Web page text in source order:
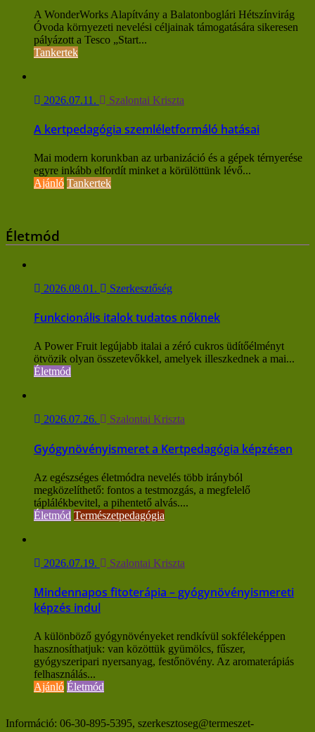
A WonderWorks Alapítvány a Balatonboglári Hétszínvirág
Óvoda környezeti nevelési céljainak támogatására sikeresen
pályázott a Tesco „Start...
Tankertek
2026.07.11. Szalontai Kriszta
A kertpedagógia szemléletformáló hatásai
Mai modern korunkban az urbanizáció és a gépek térnyerése
egyre inkább elfordít minket a körülöttünk lévő...
Ajánló Tankertek
Életmód
2026.08.01. Szerkesztőség
Funkcionális italok tudatos nőknek
A Power Fruit legújabb italai a zéró cukros üdítőélményt
ötvözik olyan összetevőkkel, amelyek illeszkednek a mai...
Életmód
2026.07.26. Szalontai Kriszta
Gyógynövényismeret a Kertpedagógia képzésen
Az egészséges életmódra nevelés több irányból
megközelíthető: fontos a testmozgás, a megfelelő
táplálékbevitel, a pihentető alvás....
Életmód Természetpedagógia
2026.07.19. Szalontai Kriszta
Mindennapos fitoterápia – gyógynövényismereti
képzés indul
A különböző gyógynövényeket rendkívül sokféleképpen
hasznosíthatjuk: van közöttük gyümölcs, fűszer,
gyógyszeripari nyersanyag, festőnövény. Az aromaterápiás
felhasználás...
Ajánló Életmód
Információ: 06-30-895-5395, szerkesztoseg@termeszet-